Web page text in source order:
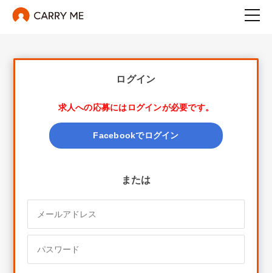
ログイン
求人への応募にはログインが必要です。
Facebookでログイン
または